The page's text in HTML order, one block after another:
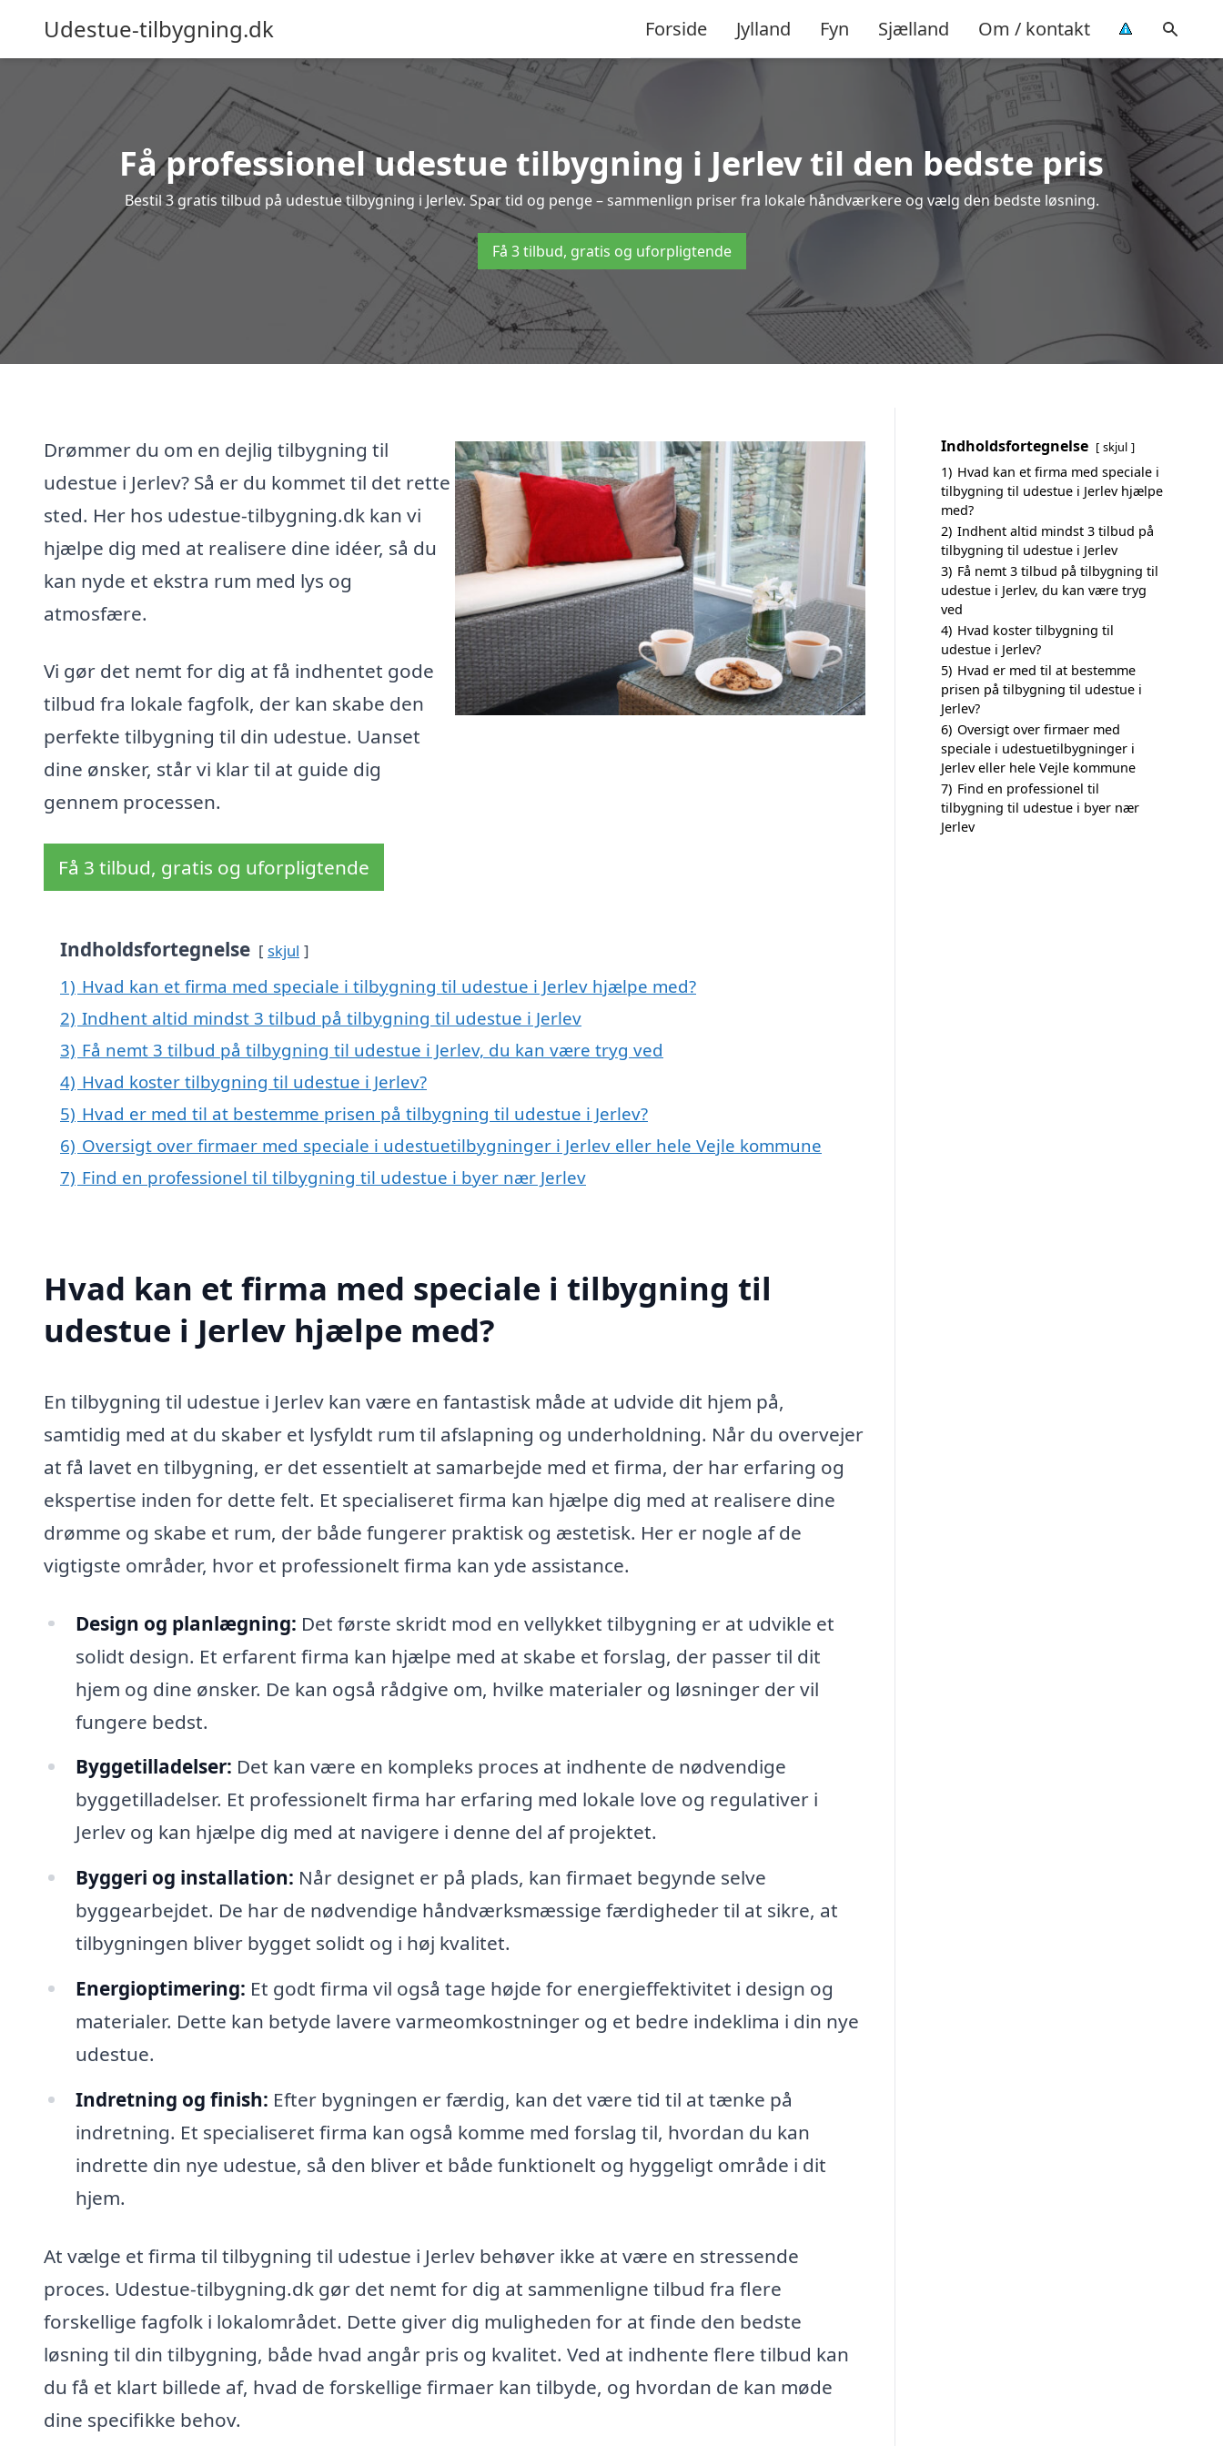
Udestue-tilbygning.dk Forside Jylland Fyn Sjælland Om / kontakt
Få professionel udestue tilbygning i Jerlev til den bedste pris
Bestil 3 gratis tilbud på udestue tilbygning i Jerlev. Spar tid og penge – sammenlign priser fra lokale håndværkere og vælg den bedste løsning.
Få 3 tilbud, gratis og uforpligtende
Drømmer du om en dejlig tilbygning til
udestue i Jerlev? Så er du kommet til det rette
sted. Her hos udestue-tilbygning.dk kan vi
hjælpe dig med at realisere dine idéer, så du
kan nyde et ekstra rum med lys og
atmosfære.
Vi gør det nemt for dig at få indhentet gode
tilbud fra lokale fagfolk, der kan skabe den
perfekte tilbygning til din udestue. Uanset
dine ønsker, står vi klar til at guide dig
gennem processen.
Få 3 tilbud, gratis og uforpligtende
Indholdsfortegnelse skjul
1) Hvad kan et firma med speciale i tilbygning til udestue i Jerlev hjælpe med?
2) Indhent altid mindst 3 tilbud på tilbygning til udestue i Jerlev
3) Få nemt 3 tilbud på tilbygning til udestue i Jerlev, du kan være tryg ved
4) Hvad koster tilbygning til udestue i Jerlev?
5) Hvad er med til at bestemme prisen på tilbygning til udestue i Jerlev?
6) Oversigt over firmaer med speciale i udestuetilbygninger i Jerlev eller hele Vejle kommune
7) Find en professionel til tilbygning til udestue i byer nær Jerlev
Hvad kan et firma med speciale i tilbygning til
udestue i Jerlev hjælpe med?
En tilbygning til udestue i Jerlev kan være en fantastisk måde at udvide dit hjem på,
samtidig med at du skaber et lysfyldt rum til afslapning og underholdning. Når du overvejer
at få lavet en tilbygning, er det essentielt at samarbejde med et firma, der har erfaring og
ekspertise inden for dette felt. Et specialiseret firma kan hjælpe dig med at realisere dine
drømme og skabe et rum, der både fungerer praktisk og æstetisk. Her er nogle af de
vigtigste områder, hvor et professionelt firma kan yde assistance.
Design og planlægning: Det første skridt mod en vellykket tilbygning er at udvikle et
solidt design. Et erfarent firma kan hjælpe med at skabe et forslag, der passer til dit
hjem og dine ønsker. De kan også rådgive om, hvilke materialer og løsninger der vil
fungere bedst.
Byggetilladelser: Det kan være en kompleks proces at indhente de nødvendige
byggetilladelser. Et professionelt firma har erfaring med lokale love og regulativer i
Jerlev og kan hjælpe dig med at navigere i denne del af projektet.
Byggeri og installation: Når designet er på plads, kan firmaet begynde selve
byggearbejdet. De har de nødvendige håndværksmæssige færdigheder til at sikre, at
tilbygningen bliver bygget solidt og i høj kvalitet.
Energioptimering: Et godt firma vil også tage højde for energieffektivitet i design og
materialer. Dette kan betyde lavere varmeomkostninger og et bedre indeklima i din nye
udestue.
Indretning og finish: Efter bygningen er færdig, kan det være tid til at tænke på
indretning. Et specialiseret firma kan også komme med forslag til, hvordan du kan
indrette din nye udestue, så den bliver et både funktionelt og hyggeligt område i dit
hjem.
At vælge et firma til tilbygning til udestue i Jerlev behøver ikke at være en stressende
proces. Udestue-tilbygning.dk gør det nemt for dig at sammenligne tilbud fra flere
forskellige fagfolk i lokalområdet. Dette giver dig muligheden for at finde den bedste
løsning til din tilbygning, både hvad angår pris og kvalitet. Ved at indhente flere tilbud kan
du få et klart billede af, hvad de forskellige firmaer kan tilbyde, og hvordan de kan møde
dine specifikke behov.
Indholdsfortegnelse skjul
1) Hvad kan et firma med speciale i
tilbygning til udestue i Jerlev hjælpe
med?
2) Indhent altid mindst 3 tilbud på
tilbygning til udestue i Jerlev
3) Få nemt 3 tilbud på tilbygning til
udestue i Jerlev, du kan være tryg
ved
4) Hvad koster tilbygning til
udestue i Jerlev?
5) Hvad er med til at bestemme
prisen på tilbygning til udestue i
Jerlev?
6) Oversigt over firmaer med
speciale i udestuetilbygninger i
Jerlev eller hele Vejle kommune
7) Find en professionel til
tilbygning til udestue i byer nær
Jerlev